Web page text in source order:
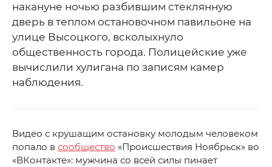
накануне ночью разбившим стеклянную
дверь в теплом остановочном павильоне на
улице Высоцкого, всколыхнуло
общественность города. Полицейские уже
вычислили хулигана по записям камер
наблюдения.
Видео с крушащим остановку молодым человеком
попало в сообщество «Происшествия Ноябрьск» во
«ВКонтакте»: мужчина со всей силы пинает